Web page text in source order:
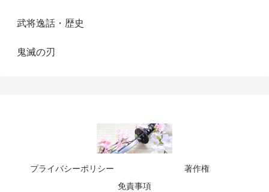
武将逸話・歴史
鬼滅の刃
プライバシーポリシー
著作権
免責事項